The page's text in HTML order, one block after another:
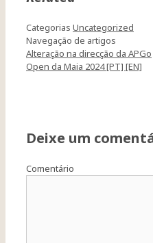
Categorias Uncategorized
Navegação de artigos
Alteração na direcção da APGo
Open da Maia 2024 [PT] [EN]
Deixe um
Comentário